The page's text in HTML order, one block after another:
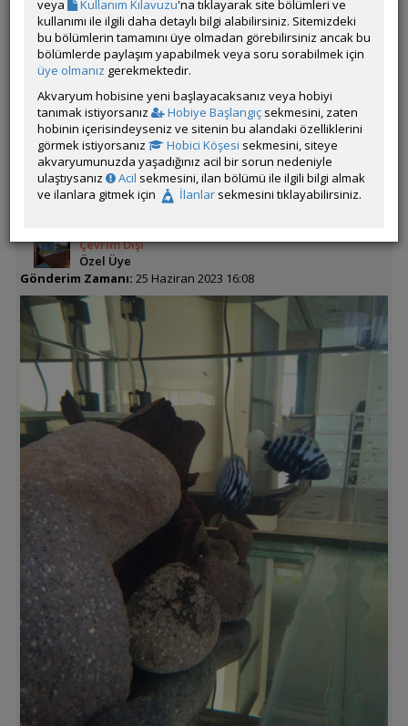
kalkmaması çok önemli. Biraz zaman alacak ama sonunda
istediğim her şekli kolaylıkla verebileceğim.
Beğenenler: Cengizhan06,The Last Samurai ,ShowaSanshoku,ternapi,
Cengizhan06,
Üye imzalarını sadece giriş yapan üyelerimiz görebilir
ÖM
Çevrim Dışı
Özel Üye
Gönderim Zamanı: 25 Haziran 2023 16:08
veya
Kullanım Kılavuzu'na tıklayarak site bölümleri ve
kullanımı ile ilgili daha detaylı bilgi alabilirsiniz. Sitemizdeki
bu bölümlerin tamamını üye olmadan görebilirsiniz ancak bu
bölümlerde paylaşım yapabilmek veya soru sorabilmek için
üye olmanız gerekmektedir.
Akvaryum hobisine yeni başlayacaksanız veya hobiyi
tanımak istiyorsanız
Hobiye Başlangıç sekmesini, zaten
hobinin içerisindeyseniz ve sitenin bu alandaki özelliklerini
görmek istiyorsanız
Hobici Köşesi sekmesini, siteye
akvaryumunuzda yaşadığınız acil bir sorun nedeniyle
ulaştıysanız
Acil sekmesini, ilan bölümü ile ilgili bilgi almak
ve ilanlara gitmek için
İlanlar sekmesini tıklayabilirsiniz.